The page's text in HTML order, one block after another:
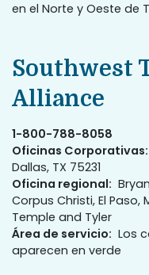
en el Norte y Oeste de
Southwest
Alliance
1-800-788-8058
Oficinas Corporativas:
Dallas, TX 75231
Oficina regional:
Corpus Christi, El
Temple and Tyler
Área de servicio: Los
aparecen en verde